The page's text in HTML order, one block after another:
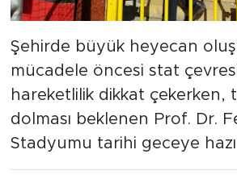
Şehirde büyük heyecan
mücadele öncesi stat
hareketlilik dikkat çekerken,
dolması beklenen Prof. Dr.
Stadyumu tarihi geceye